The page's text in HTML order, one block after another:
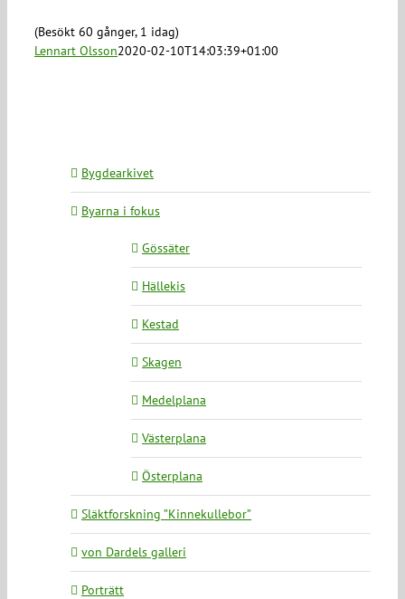
(Besökt 60 gånger, 1 idag)
Lennart Olsson2020-02-10T14:03:39+01:00
Bygdearkivet
Byarna i fokus
Gössäter
Hällekis
Kestad
Skagen
Medelplana
Västerplana
Österplana
Släktforskning ”Kinnekullebor”
von Dardels galleri
Porträtt